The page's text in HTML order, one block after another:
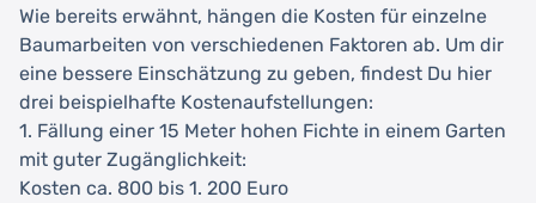
Wie bereits erwähnt, hängen die Kosten für einzelne
Baumarbeiten von verschiedenen Faktoren ab. Um dir
eine bessere Einschätzung zu geben, findest Du hier
drei beispielhafte Kostenaufstellungen:
1. Fällung einer 15 Meter hohen Fichte in einem Garten
mit guter Zugänglichkeit:
Kosten ca. 800 bis 1. 200 Euro